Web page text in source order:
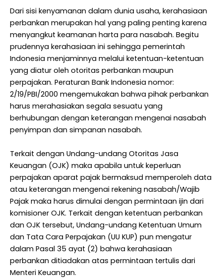
Dari sisi kenyamanan dalam dunia usaha, kerahasiaan
perbankan merupakan hal yang paling penting karena
menyangkut keamanan harta para nasabah. Begitu
prudennya kerahasiaan ini sehingga pemerintah
Indonesia menjaminnya melalui ketentuan-ketentuan
yang diatur oleh otoritas perbankan maupun
perpajakan. Peraturan Bank Indonesia nomor:
2/19/PBI/2000 mengemukakan bahwa pihak perbankan
harus merahasiakan segala sesuatu yang
berhubungan dengan keterangan mengenai nasabah
penyimpan dan simpanan nasabah.
Terkait dengan Undang-undang Otoritas Jasa
Keuangan (OJK) maka apabila untuk keperluan
perpajakan aparat pajak bermaksud memperoleh data
atau keterangan mengenai rekening nasabah/Wajib
Pajak maka harus dimulai dengan permintaan ijin dari
komisioner OJK. Terkait dengan ketentuan perbankan
dan OJK tersebut, Undang-undang Ketentuan Umum
dan Tata Cara Perpajakan (UU KUP) pun mengatur
dalam Pasal 35 ayat (2) bahwa kerahasiaan
perbankan ditiadakan atas permintaan tertulis dari
Menteri Keuangan.